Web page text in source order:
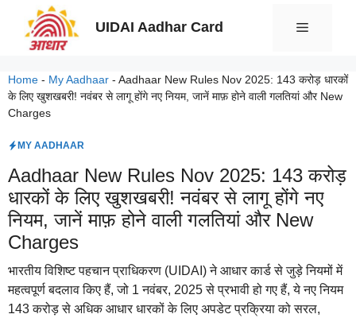
UIDAI Aadhar Card Menu
Home - My Aadhaar - Aadhaar New Rules Nov 2025: 143 करोड़ धारकों
के लिए खुशखबरी! नवंबर से लागू होंगे नए नियम, जानें माफ़ होने वाली गलतियां और New
Charges
MY AADHAAR
Aadhaar New Rules Nov 2025: 143 करोड़
धारकों के लिए खुशखबरी! नवंबर से लागू होंगे नए
नियम, जानें माफ़ होने वाली गलतियां और New
Charges
भारतीय विशिष्ट पहचान प्राधिकरण (UIDAI) ने आधार कार्ड से जुड़े नियमों में
महत्वपूर्ण बदलाव किए हैं, जो 1 नवंबर, 2025 से प्रभावी हो गए हैं, ये नए नियम
143 करोड़ से अधिक आधार धारकों के लिए अपडेट प्रक्रिया को सरल,